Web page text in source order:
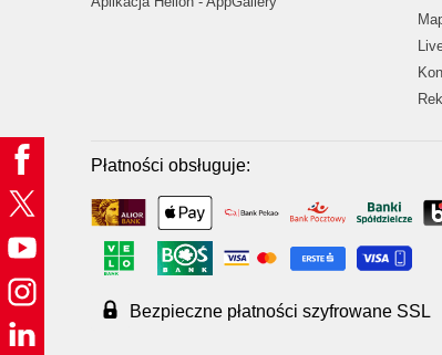
Płatności obsługuje:
Bezpieczne płatności szyfrowane SSL